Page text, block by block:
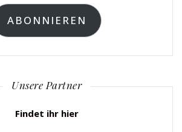
ABONNIEREN
Unsere Partner
Findet ihr hier